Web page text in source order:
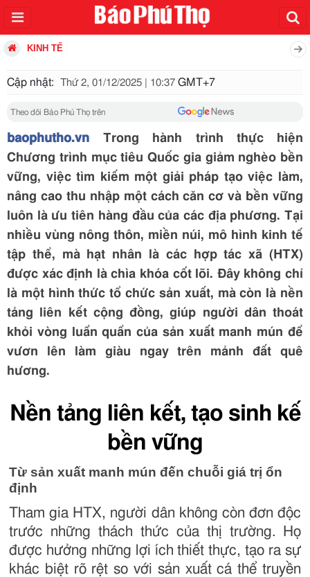
KINH TẾ
Cập nhật: Thứ 2, 01/12/2025 | 10:37 GMT+7
Theo dõi Báo Phú Thọ trên
baophutho.vn Trong hành trình thực hiện
Chương trình mục tiêu Quốc gia giảm nghèo bền
vững, việc tìm kiếm một giải pháp tạo việc làm,
nâng cao thu nhập một cách căn cơ và bền vững
luôn là ưu tiên hàng đầu của các địa phương. Tại
nhiều vùng nông thôn, miền núi, mô hình kinh tế
tập thể, mà hạt nhân là các hợp tác xã (HTX)
được xác định là chìa khóa cốt lõi. Đây không chỉ
là một hình thức tổ chức sản xuất, mà còn là nền
tảng liên kết cộng đồng, giúp người dân thoát
khỏi vòng luẩn quẩn của sản xuất manh mún để
vươn lên làm giàu ngay trên mảnh đất quê
hương.
Nền tảng liên kết, tạo sinh kế
bền vững
Từ sản xuất manh mún đến chuỗi giá trị ổn
định
Tham gia HTX, người dân không còn đơn độc
trước những thách thức của thị trường. Họ
được hưởng những lợi ích thiết thực, tạo ra sự
khác biệt rõ rệt so với sản xuất cá thể truyền